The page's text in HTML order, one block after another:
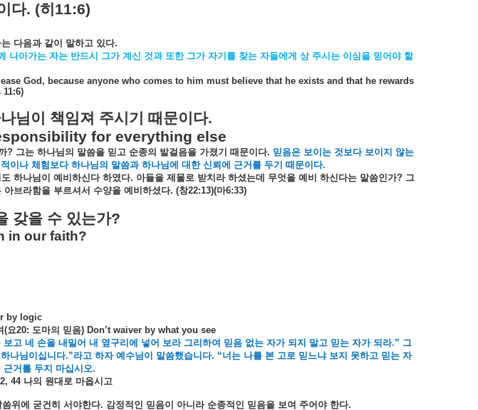
다. (히 11:6)
다음과 같이 말하고 있다.
나아가는 자는 반드시 그가 계신 것과 또한 그가 자기를 찾는 자들에게 상 주시는 이심을 믿어야 할
God, because anyone who comes to him must believe that he exists and that he rewards
님이 책임져 주시기 때문이다.
for everything else
? 그는 하나님의 말씀을 믿고 순종의 발걸음을 가졌기 때문이다. 믿음은 보이는 것보다 보이지 않는
이나 체험보다 하나님의 말씀과 하나님에 대한 신뢰에 근거를 두기 때문이다.
하나님이 예비하신다 하였다. 아들을 제물로 받치라 하셨는데 무엇을 예비 하신다는 말씀인가? 그
아브라함을 부르셔서 수양을 예비하셨다. (창22:13)(마6:33)
갖을 수 있는가?
in our faith?
by logic
(요20: 도마의 믿음) Don’t waiver by what you see
보고 네 손을 내밀어 내 옆구리에 넣어 보라 그리하여 믿음 없는 자가 되지 말고 믿는 자가 되라.” 그
하나님이십니다.”라고 하자 예수님이 말씀했습니다. “너는 나를 본 고로 믿느냐 보지 못하고 믿는 자
근거를 두지 마십시오.
44 나의 원대로 마옵시고
씀위에 굳건히 서야한다. 감정적인 믿음이 아니라 순종적인 믿음을 보여 주어야 한다.